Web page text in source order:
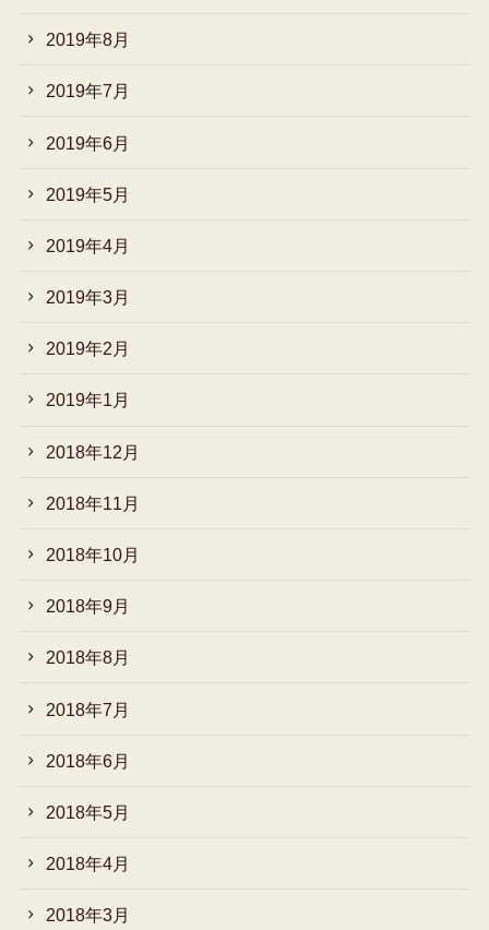
2019年8月
2019年7月
2019年6月
2019年5月
2019年4月
2019年3月
2019年2月
2019年1月
2018年12月
2018年11月
2018年10月
2018年9月
2018年8月
2018年7月
2018年6月
2018年5月
2018年4月
2018年3月